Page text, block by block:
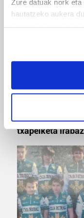
Zure datuak nork
hautatzeko aukera
If you allow, we
Collect
meters
Identify your
specific
Find out more about
and set your
Guk eta gure
prozesatzen ditugu,
teknologia erabiliz,
pertsonalizatuak
neurtzeko, jendeari
Euxebio eta
txapelketa